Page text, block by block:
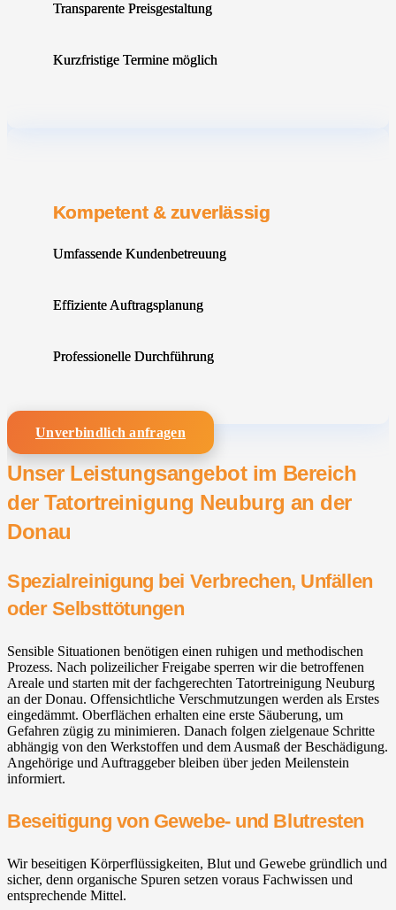
Transparente Preisgestaltung
Kurzfristige Termine möglich
Kompetent & zuverlässig
Umfassende Kundenbetreuung
Effiziente Auftragsplanung
Professionelle Durchführung
Unverbindlich anfragen
Unser Leistungsangebot im Bereich
der Tatortreinigung Neuburg an der
Donau
Spezialreinigung bei Verbrechen, Unfällen
oder Selbsttötungen
Sensible Situationen benötigen einen ruhigen und methodischen
Prozess. Nach polizeilicher Freigabe sperren wir die betroffenen
Areale und starten mit der fachgerechten Tatortreinigung Neuburg
an der Donau. Offensichtliche Verschmutzungen werden als Erstes
eingedämmt. Oberflächen erhalten eine erste Säuberung, um
Gefahren zügig zu minimieren. Danach folgen zielgenaue Schritte
abhängig von den Werkstoffen und dem Ausmaß der Beschädigung.
Angehörige und Auftraggeber bleiben über jeden Meilenstein
informiert.
Beseitigung von Gewebe- und Blutresten
Wir beseitigen Körperflüssigkeiten, Blut und Gewebe gründlich und
sicher, denn organische Spuren setzen voraus Fachwissen und
entsprechende Mittel.